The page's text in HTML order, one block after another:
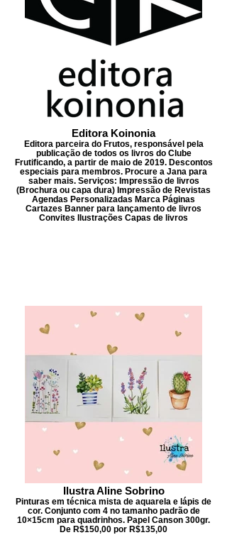
Editora Koinonia
Editora parceira do Frutos, responsável pela
publicação de todos os livros do Clube
Frutificando, a partir de maio de 2019. Descontos
especiais para membros. Procure a Jana para
saber mais. Serviços: Impressão de livros
(Brochura ou capa dura) Impressão de Revistas
Agendas Personalizadas Marca Páginas
Cartazes Banner para lançamento de livros
Convites Ilustrações Capas de livros
Ilustra Aline Sobrino
Pinturas em técnica mista de aquarela e lápis de
cor. Conjunto com 4 no tamanho padrão de
10×15cm para quadrinhos. Papel Canson 300gr.
De R$150,00 por R$135,00